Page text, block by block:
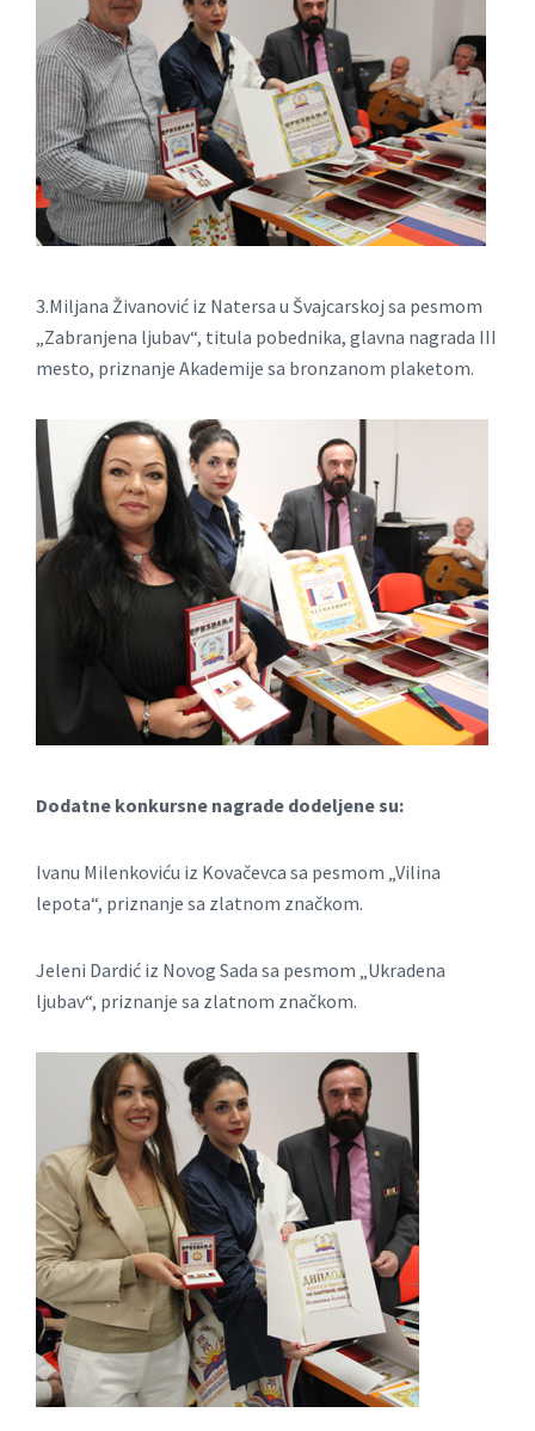
3.Miljana Živanović iz Natersa u Švajcarskoj sa pesmom
„Zabranjena ljubav“, titula pobednika, glavna nagrada III
mesto, priznanje Akademije sa bronzanom plaketom.
Dodatne konkursne nagrade dodeljene su:
Ivanu Milenkoviću iz Kovačevca sa pesmom „Vilina
lepota“, priznanje sa zlatnom značkom.
Jeleni Dardić iz Novog Sada sa pesmom „Ukradena
ljubav“, priznanje sa zlatnom značkom.